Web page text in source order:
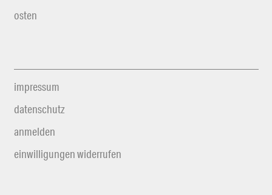
osten
impressum
datenschutz
anmelden
einwilligungen widerrufen